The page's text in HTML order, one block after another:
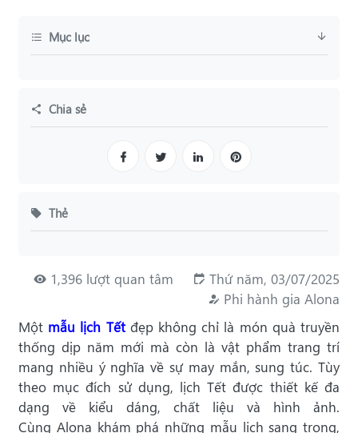
1,396 lượt quan tâm
Thứ năm, 03/07/2025
Phi hành gia Alona
Một mẫu lịch Tếtđẹp không chỉ là món quà truyền
thống dịp năm mới mà còn là vật phẩm trang trí
mang nhiều ý nghĩa về sự may mắn, sung túc. Tùy
theo mục đích sử dụng, lịch Tết được thiết kế đa
dạng về kiểu dáng, chất liệu và hình ảnh.
Cùng Alona khám phá những mẫu lịch sang trọng,
Mục lục
Chia sẻ
Thẻ